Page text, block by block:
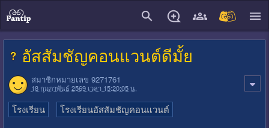
อัสสัมชัญคอนแวนต์ดีมั้ย
สมาชิกหมายเลข 9271761
18 กุมภาพันธ์ 2569 เวลา 15:20:05 น.
โรงเรียน โรงเรียนอัสสัมชัญคอนแวนต์
close